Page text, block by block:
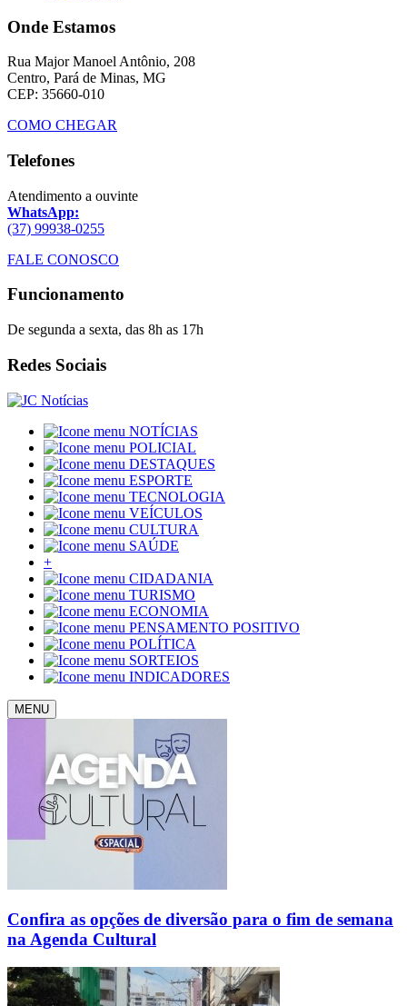
Onde Estamos
Rua Major Manoel Antônio, 208
Centro, Pará de Minas, MG
CEP: 35660-010
COMO CHEGAR
Telefones
Atendimento a ouvinte
WhatsApp:
(37) 99938-0255
FALE CONOSCO
Funcionamento
De segunda a sexta, das 8h as 17h
Redes Sociais
NOTÍCIAS
POLICIAL
DESTAQUES
ESPORTE
TECNOLOGIA
VEÍCULOS
CULTURA
SAÚDE
+
CIDADANIA
TURISMO
ECONOMIA
PENSAMENTO POSITIVO
POLÍTICA
SORTEIOS
INDICADORES
MENU
Confira as opções de diversão para o fim de semana
na Agenda Cultural